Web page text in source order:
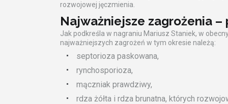
rozwojowej jęczmienia.
Najważniejsze zagrożenia
Jak podkreśla w nagraniu Mariusz Staniek, w
najważniejszych zagrożeń w tym okresie należą:
septorioza paskowana,
rynchosporioza,
mączniak prawdziwy,
rdza żółta i rdza brunatna, których